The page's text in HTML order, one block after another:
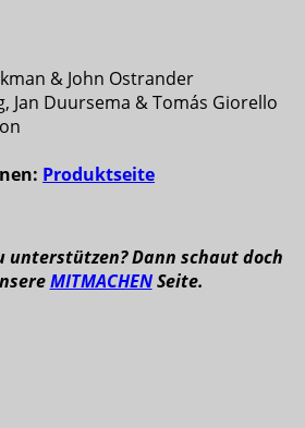
& John Ostrander
Jan Duursema & Tomás Giorello
Produktseite
unterstützen? Dann schaut doch
MITMACHENSeite.